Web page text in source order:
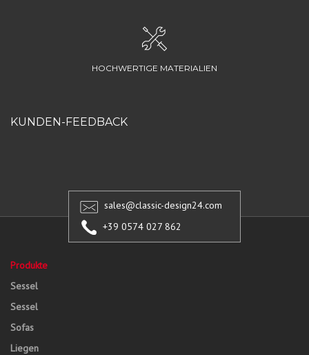
HOCHWERTIGE MATERIALIEN
KUNDEN-FEEDBACK
sales@classic-design24.com
+39 0574 027 862
Produkte
Sessel
Sessel
Sofas
Liegen